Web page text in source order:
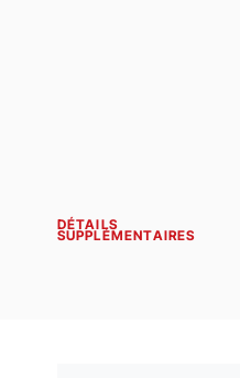
DÉTAILS
SUPPLÉMENTAIRES